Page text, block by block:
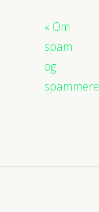
Om
spam
og
spammere